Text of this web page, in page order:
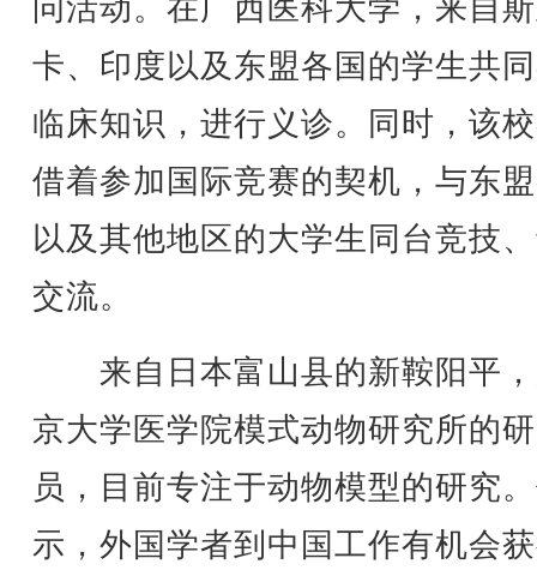
问活动。在广西医科大学，来自
卡、印度以及东盟各国的学生共
临床知识，进行义诊。同时，该
借着参加国际竞赛的契机，与东
以及其他地区的大学生同台竞技
交流。
来自日本富山县的新鞍阳平
京大学医学院模式动物研究所的
员，目前专注于动物模型的研究
示，外国学者到中国工作有机会